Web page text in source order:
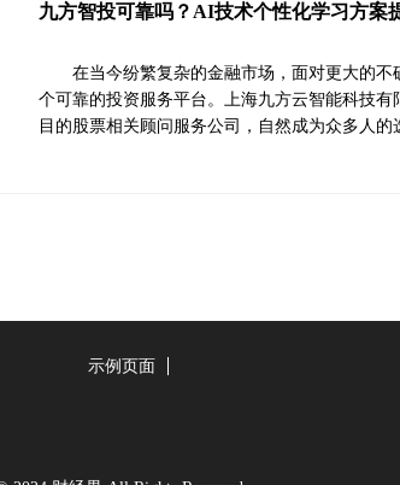
九方智投可靠吗？AI技术个性化学习方案
在当今纷繁复杂的金融市场，面对更大的不
个可靠的投资服务平台。上海九方云智能科技有
目的股票相关顾问服务公司，自然成为众多人
示例页面